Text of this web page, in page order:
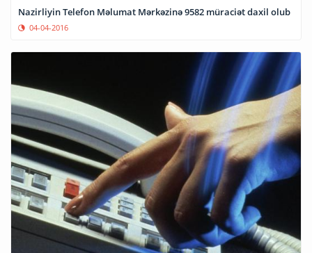
Nazirliyin Telefon Məlumat Mərkəzinə 9582 müraciət daxil olub
04-04-2016